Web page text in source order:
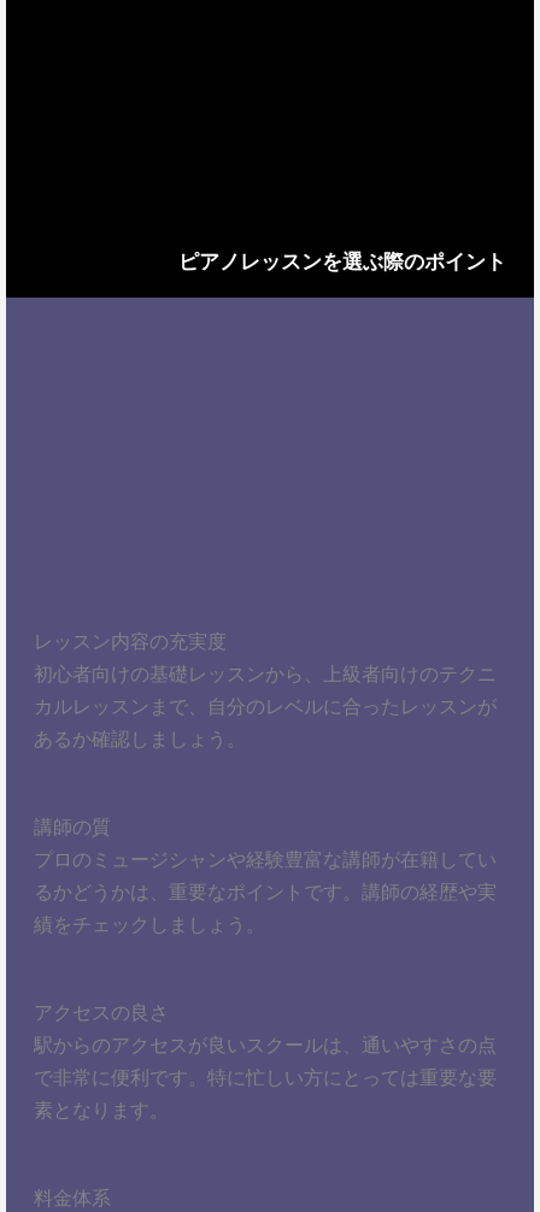
ピアノレッスンを選ぶ際のポイント
レッスン内容の充実度
初心者向けの基礎レッスンから、上級者向けのテクニ
カルレッスンまで、自分のレベルに合ったレッスンが
あるか確認しましょう。
講師の質
プロのミュージシャンや経験豊富な講師が在籍してい
るかどうかは、重要なポイントです。講師の経歴や実
績をチェックしましょう。
アクセスの良さ
駅からのアクセスが良いスクールは、通いやすさの点
で非常に便利です。特に忙しい方にとっては重要な要
素となります。
料金体系